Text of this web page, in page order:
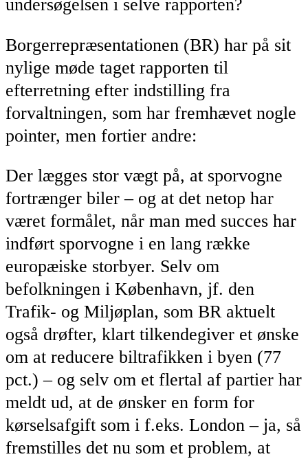
undersøgelsen i selve rapporten?
Borgerrepræsentationen (BR) har på sit
nylige møde taget rapporten til
efterretning efter indstilling fra
forvaltningen, som har fremhævet nogle
pointer, men fortier andre:
Der lægges stor vægt på, at sporvogne
fortrænger biler – og at det netop har
været formålet, når man med succes har
indført sporvogne i en lang række
europæiske storbyer. Selv om
befolkningen i København, jf. den
Trafik- og Miljøplan, som BR aktuelt
også drøfter, klart tilkendegiver et ønske
om at reducere biltrafikken i byen (77
pct.) – og selv om et flertal af partier har
meldt ud, at de ønsker en form for
kørselsafgift som i f.eks. London – ja, så
fremstilles det nu som et problem, at